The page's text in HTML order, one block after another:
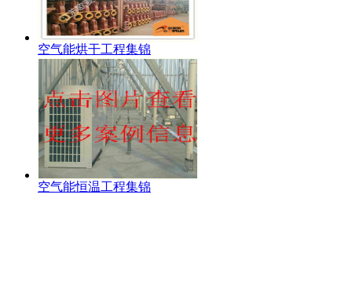
空气能烘干工程集锦
空气能恒温工程集锦